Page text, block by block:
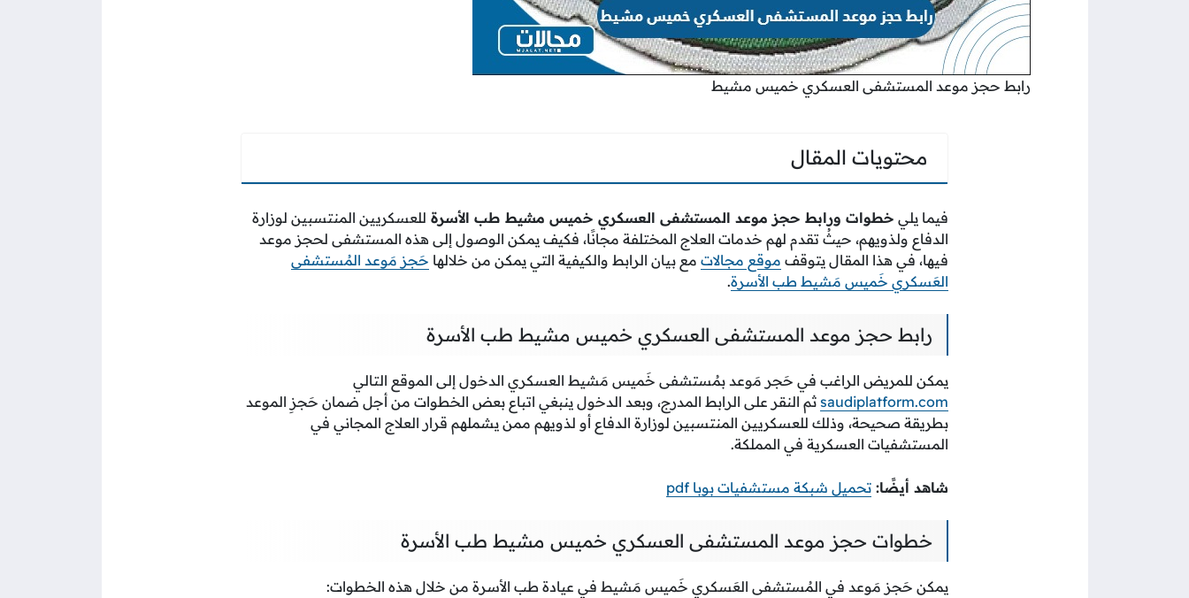
رابط حجز موعد المستشفى العسكري خميس مشيط
محتويات المقال
فيما يلي خطوات ورابط حجز موعد المستشفى العسكري خميس مشيط طب الأسرة للعسكريين المنتسبين لوزارة
الدفاع ولذويهم، حيثُ تقدم لهم خدمات العلاج المختلفة مجانًا، فكيف يمكن الوصول إلى هذه المستشفى لحجز موعد
فيها، في هذا المقال يتوقف موقع مجالات مع بيان الرابط والكيفية التي يمكن من خلالها حَجز مَوعد المُستشفى
العَسكري خَميس مَشيط طب الأسرة.
رابط حجز موعد المستشفى العسكري خميس مشيط طب الأسرة
يمكن للمريض الراغب في حَجر مَوعد بمُستشفى خَميس مَشيط العسكري الدخول إلى الموقع التالي
saudiplatform.com ثم النقر على الرابط المدرج، وبعد الدخول ينبغي اتباع بعض الخطوات من أجل ضمان حَجزِ الموعد
بطريقة صحيحة، وذلك للعسكريين المنتسبين لوزارة الدفاع أو لذويهم ممن يشملهم قرار العلاج المجاني في
المستشفيات العسكرية في المملكة.
شاهد أيضًا: تحميل شبكة مستشفيات بوبا pdf
خطوات حجز موعد المستشفى العسكري خميس مشيط طب الأسرة
يمكن حَجز مَوعد في المُستشفى العَسكري خَميس مَشيط في عيادة طب الأسرة من خلال هذه الخطوات: